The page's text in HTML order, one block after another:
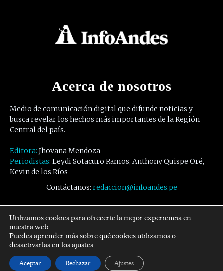
Acerca de nosotros
Medio de comunicación digital que difunde noticias y
busca revelar los hechos más importantes de la Región
Central del país.
Editora: Jhovana Mendoza
Periodistas: Leydi Sotacuro Ramos, Anthony Quispe Oré,
Kevin de los Ríos
Contáctanos: redaccion@infoandes.pe
Síguenos
Facebook Twitter Youtube
Utilizamos cookies para ofrecerte la mejor experiencia en
nuestra web.
Puedes aprender más sobre qué cookies utilizamos o
desactivarlas en losajustes.
Aceptar Rechazar Ajustes